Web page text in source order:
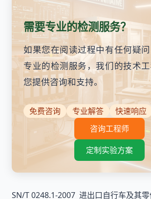
需要专业的检测服务？
如果您在阅读过程中有任何疑
专业的检测服务，我们的技术
您提供咨询和支持。
免费咨询 专业解答
快速响应
咨询工程师
定制实验方案
SN/T 0248.1-2007 进出口自行车及其零